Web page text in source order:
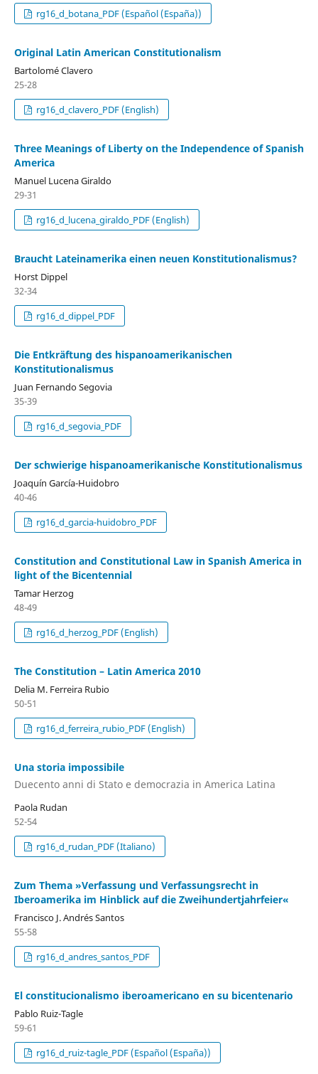
rg16_d_botana_PDF (Español (España))
Original Latin American Constitutionalism
Bartolomé Clavero
25-28
rg16_d_clavero_PDF (English)
Three Meanings of Liberty on the Independence of Spanish
America
Manuel Lucena Giraldo
29-31
rg16_d_lucena_giraldo_PDF (English)
Braucht Lateinamerika einen neuen Konstitutionalismus?
Horst Dippel
32-34
rg16_d_dippel_PDF
Die Entkräftung des hispanoamerikanischen
Konstitutionalismus
Juan Fernando Segovia
35-39
rg16_d_segovia_PDF
Der schwierige hispanoamerikanische Konstitutionalismus
Joaquín García-Huidobro
40-46
rg16_d_garcia-huidobro_PDF
Constitution and Constitutional Law in Spanish America in
light of the Bicentennial
Tamar Herzog
48-49
rg16_d_herzog_PDF (English)
The Constitution – Latin America 2010
Delia M. Ferreira Rubio
50-51
rg16_d_ferreira_rubio_PDF (English)
Una storia impossibile
Duecento anni di Stato e democrazia in America Latina
Paola Rudan
52-54
rg16_d_rudan_PDF (Italiano)
Zum Thema »Verfassung und Verfassungsrecht in
Iberoamerika im Hinblick auf die Zweihundertjahrfeier«
Francisco J. Andrés Santos
55-58
rg16_d_andres_santos_PDF
El constitucionalismo iberoamericano en su bicentenario
Pablo Ruiz-Tagle
59-61
rg16_d_ruiz-tagle_PDF (Español (España))